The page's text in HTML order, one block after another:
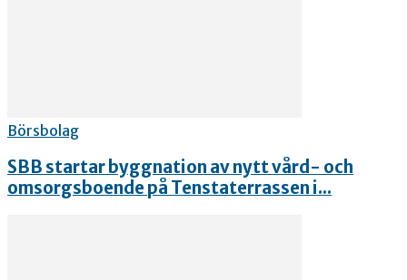
Börsbolag
SBB startar byggnation av nytt vård- och
omsorgsboende på Tenstaterrassen i...